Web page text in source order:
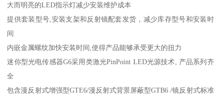
大而明亮的LED指示灯减少安装维护成本
提供套装型号,安装支架和反射镜配套发货，减少库存型号和安装时
间
内嵌金属螺纹加快安装时间,使得产品能够承受更大的扭力
迷你型光电传感器G6采用类激光PinPoint LED光源技术, 产品系列齐
全
包含漫反射式增强型GTE6/漫反射式背景屏蔽型GTB6 /镜反射式标准